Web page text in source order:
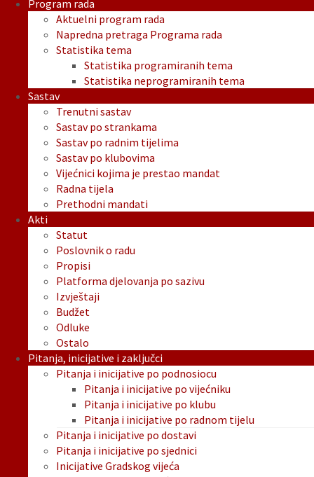
Program rada
Aktuelni program rada
Napredna pretraga Programa rada
Statistika tema
Statistika programiranih tema
Statistika neprogramiranih tema
Sastav
Trenutni sastav
Sastav po strankama
Sastav po radnim tijelima
Sastav po klubovima
Vijećnici kojima je prestao mandat
Radna tijela
Prethodni mandati
Akti
Statut
Poslovnik o radu
Propisi
Platforma djelovanja po sazivu
Izvještaji
Budžet
Odluke
Ostalo
Pitanja, inicijative i zaključci
Pitanja i inicijative po podnosiocu
Pitanja i inicijative po vijećniku
Pitanja i inicijative po klubu
Pitanja i inicijative po radnom tijelu
Pitanja i inicijative po dostavi
Pitanja i inicijative po sjednici
Inicijative Gradskog vijeća